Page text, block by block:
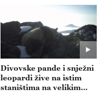
Divovske pande i snježni
leopardi žive na istim
staništima na velikim